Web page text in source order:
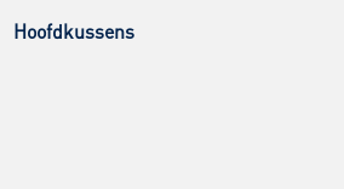
Hoofdkussens